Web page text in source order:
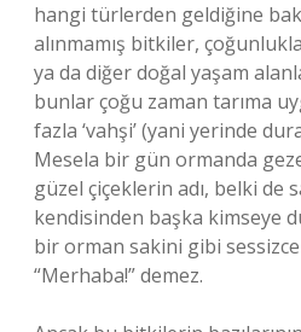
hangi türlerden geldiğine
alınmamış bitkiler,
ya da diğer doğal yaşam
bunlar çoğu zaman tarıma
fazla ‘vahşi’ (yani yerinde
Mesela bir gün ormanda
güzel çiçeklerin adı, belki de
kendisinden başka kimseye
bir orman sakini gibi
“Merhaba!” demez.